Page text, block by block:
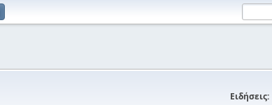
Ειδήσεις: